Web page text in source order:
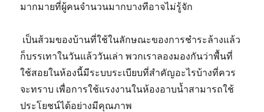
มากมายที่ผู้คนจำนวนมากบางทีอาจไม่รู้จัก
เป็นส้วมของบ้านที่ใช้ในลักษณะของการชำระล้างแล้ว
ก็บรรเทาในวันแล้ววันเล่า พวกเราลองมองกันว่าพื้นที่
ใช้สอยในห้องนี้มีระบบระเบียบที่สำคัญอะไรบ้างที่ควร
จะทราบ เพื่อการใช้แรงงานในห้องอาบน้ำสามารถใช้
ประโยชน์ได้อย่างมีคุณภาพ